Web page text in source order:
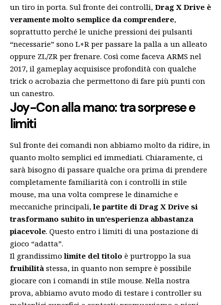
un tiro in porta. Sul fronte dei controlli, Drag X Drive è
veramente molto semplice da comprendere,
soprattutto perché le uniche pressioni dei pulsanti
“necessarie” sono L+R per passare la palla a un alleato
oppure ZL/ZR per frenare. Così come faceva ARMS nel
2017, il gameplay acquisisce profondità con qualche
trick o acrobazia che permettono di fare più punti con
un canestro.
Joy-Con alla mano: tra sorprese e
limiti
Sul fronte dei comandi non abbiamo molto da ridire, in
quanto molto semplici ed immediati. Chiaramente, ci
sarà bisogno di passare qualche ora prima di prendere
completamente familiarità con i controlli in stile
mouse, ma una volta comprese le dinamiche e
meccaniche principali,le partite di Drag X Drive si
trasformano subito in un’esperienza abbastanza
piacevole. Questo entro i limiti di una postazione di
gioco “adatta”.
Il grandissimolimite del titolo è purtroppo la sua
fruibilità stessa, in quanto non sempre è possibile
giocare con i comandi in stile mouse. Nella nostra
prova, abbiamo avuto modo di testare i controller su